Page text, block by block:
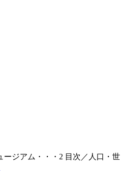
ージアム・・・2 目次／人口・世